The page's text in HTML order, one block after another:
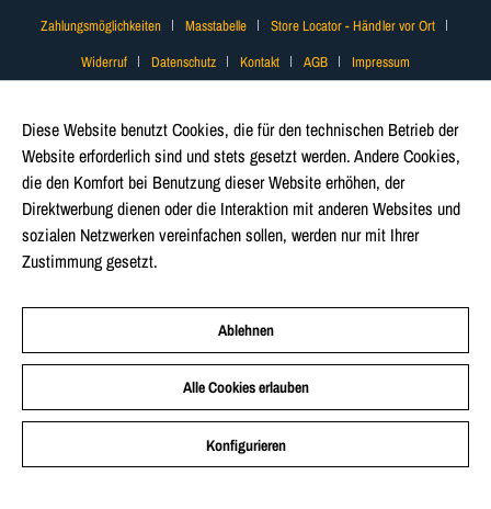
Zahlungsmöglichkeiten
Masstabelle
Store Locator - Händler vor Ort
Widerruf
Datenschutz Kontakt AGB Impressum
Diese Website benutzt Cookies, die für den technischen Betrieb der
Website erforderlich sind und stets gesetzt werden. Andere Cookies,
die den Komfort bei Benutzung dieser Website erhöhen, der
Direktwerbung dienen oder die Interaktion mit anderen Websites und
sozialen Netzwerken vereinfachen sollen, werden nur mit Ihrer
Zustimmung gesetzt.
Ablehnen
Alle Cookies erlauben
Konfigurieren